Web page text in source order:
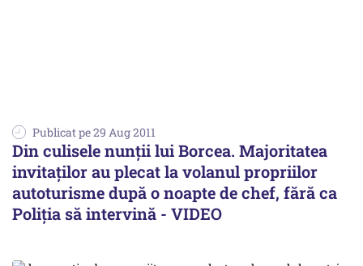
Publicat pe 29 Aug 2011
Din culisele nunţii lui Borcea. Majoritatea
invitaților au plecat la volanul propriilor
autoturisme după o noapte de chef, fără ca
Poliția să intervină - VIDEO